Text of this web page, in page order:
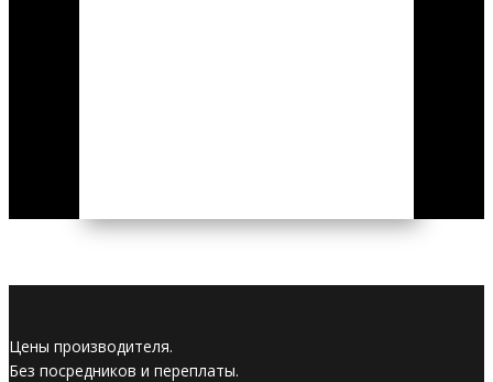
Цены производителя.
Без посредников и переплаты.